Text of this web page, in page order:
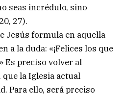
seas incrédulo, sino
27).
Jesús formula en aquella
a la duda: «¡Felices los que
Es preciso volver al
la Iglesia actual
Para ello, será preciso